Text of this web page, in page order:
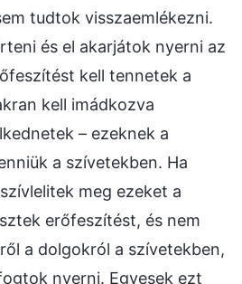
tudtok visszaemlékezni.
és el akarjátok nyerni az
kell tennetek a
kell imádkozva
– ezeknek a
a szívetekben. Ha
meg ezeket a
erőfeszítést, és nem
a dolgokról a szívetekben,
nyerni. Egyesek ezt